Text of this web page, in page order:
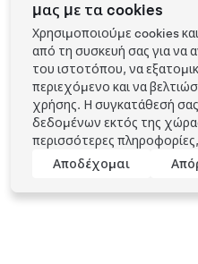
μας με τα cookies
Χρησιμοποιούμε cookies
από τη συσκευή σας για να
του ιστοτόπου, να
περιεχόμενο και να
χρήσης. Η συγκατάθεσή σας
δεδομένων εκτός της
περισσότερες πληροφορίες,
Αποδέχομαι